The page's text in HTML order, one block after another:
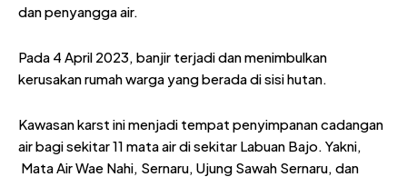
dan penyangga air.
Pada 4 April 2023, banjir terjadi dan menimbulkan
kerusakan rumah warga yang berada di sisi hutan.
Kawasan karst ini menjadi tempat penyimpanan cadangan
air bagi sekitar 11 mata air di sekitar Labuan Bajo. Yakni,
Mata Air Wae Nahi, Sernaru, Ujung Sawah Sernaru, dan